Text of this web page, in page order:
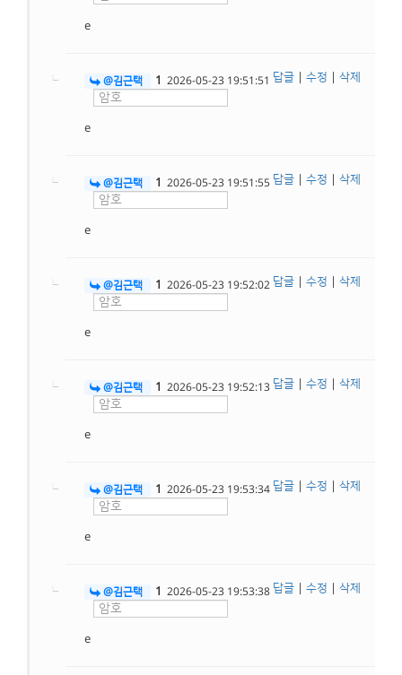
e
@김근택 1 2026-05-23 19:51:51
e
답글 수정 삭제
@김근택 1 2026-05-23 19:51:55
e
답글 수정 삭제
@김근택 1 2026-05-23 19:52:02
e
답글 수정 삭제
@김근택 1 2026-05-23 19:52:13
e
답글 수정 삭제
@김근택 1 2026-05-23 19:53:34
e
답글 수정 삭제
@김근택 1 2026-05-23 19:53:38
e
답글 수정 삭제